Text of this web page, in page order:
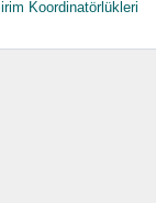
Koordinatörlükleri